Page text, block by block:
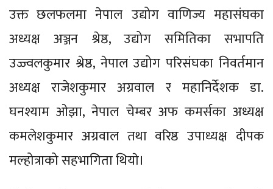
उक्त छलफलमा नेपाल उद्योग वाणिज्य महासंघका
अध्यक्ष अञ्जन श्रेष्ठ, उद्योग समितिका सभापति
उज्ज्वलकुमार श्रेष्ठ, नेपाल उद्योग परिसंघका निवर्तमान
अध्यक्ष राजेशकुमार अग्रवाल र महानिर्देशक डा.
घनश्याम ओझा, नेपाल चेम्बर अफ कमर्सका अध्यक्ष
कमलेशकुमार अग्रवाल तथा वरिष्ठ उपाध्यक्ष दीपक
मल्होत्राको सहभागिता थियाे।